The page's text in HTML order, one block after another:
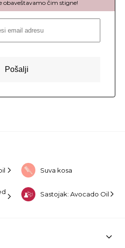
Suva kosa
Sastojak: Avocado Oil